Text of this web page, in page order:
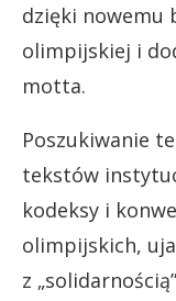
dzięki nowemu
olimpijskiej i
motta.
Poszukiwanie
tekstów
kodeksy i
olimpijskich,
z